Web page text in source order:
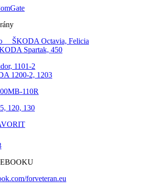
ŠKODA Octavia, Felicia
Spartak, 450
1101-2
1200-2, 1203
110R
120, 130